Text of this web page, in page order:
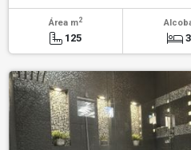
Área m2
125 3